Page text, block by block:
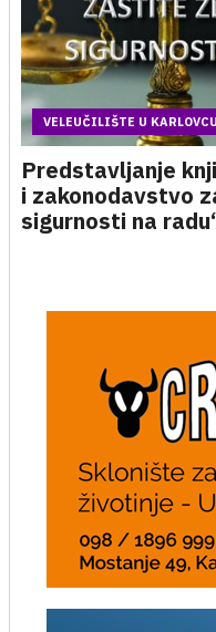
VELEUČILIŠTE U KARLOVCU
Predstavljanje
i zakonodavstvo
sigurnosti na